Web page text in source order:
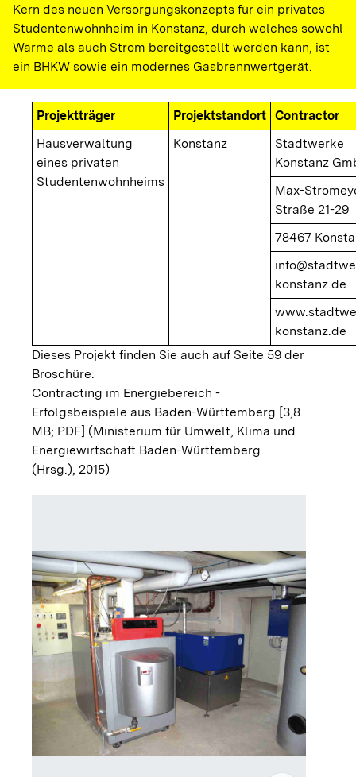
Kern des neuen Versorgungskonzepts für ein privates
Studentenwohnheim in Konstanz, durch welches sowohl
Wärme als auch Strom bereitgestellt werden kann, ist
ein BHKW sowie ein modernes Gasbrennwertgerät.
Projektträger Projektstandort Contractor
Hausverwaltung
eines privaten
Studentenwohnheims
Konstanz
Stadtwerke
Konstanz
Max-
Straße 21-29
78467
konstanz.de
konstanz.de
Dieses Projekt finden Sie auch auf Seite 59 der
Broschüre:
Contracting im Energiebereich -
Erfolgsbeispiele aus Baden-Württemberg [3,8
MB; PDF] (Ministerium für Umwelt, Klima und
Energiewirtschaft Baden-Württemberg
(Hrsg.), 2015)